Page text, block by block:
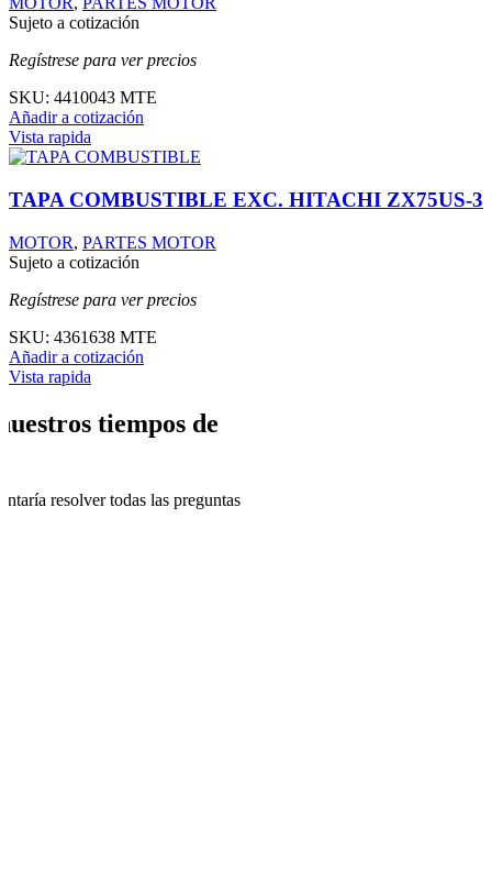
Sujeto a cotización
Regístrese para ver precios
SKU: 4410043 MTE
Añadir a cotización
Vista rapida
TAPA COMBUSTIBLE EXC. HITACHI ZX75US-3
MOTOR, PARTES MOTOR
Sujeto a cotización
Regístrese para ver precios
SKU: 4361638 MTE
Añadir a cotización
Vista rapida
tiempos de
resolver todas las preguntas